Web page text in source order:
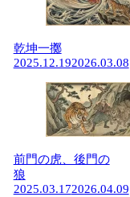
乾坤一擲
2025.12.192026.03.08
前門の虎、後門の
狼
2025.03.172026.04.09